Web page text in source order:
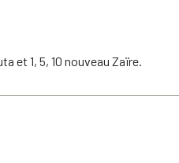
et 1, 5, 10 nouveau Zaïre.